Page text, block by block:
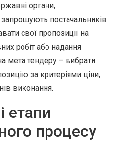
органи,
постачальників
свої пропозиції на
робіт або надання
мета тендеру – вибрати
за критеріями ціни,
виконання.
етапи
процесу